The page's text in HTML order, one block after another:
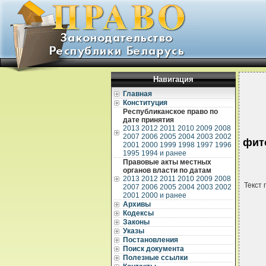
Навигация
Главная
Конституция
Республиканское право по
дате принятия
2013 2012 2011 2010 2009 2008
2007 2006 2005 2004 2003 2002
2001 2000 1999 1998 1997 1996
1995 1994 и ранее
Правовые акты местных
органов власти по датам
2013 2012 2011 2010 2009 2008
2007 2006 2005 2004 2003 2002
2001 2000 и ранее
Архивы
Кодексы
Законы
Указы
Постановления
Поиск документа
Полезные ссылки
Текст